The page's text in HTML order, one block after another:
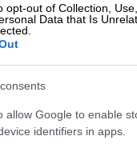
opt-out of Collection,
Data that Is
allow Google to enable
identifiers in apps.
της
προς την
πρεμιέρα η